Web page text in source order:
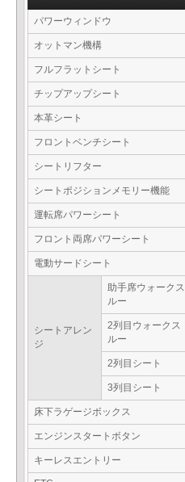
パワーウィンドウ
オットマン機構
フルフラットシート
チップアップシート
本革シート
フロントベンチシート
シートリフター
シートポジションメモリー機能
運転席パワーシート
フロント両席パワーシート
電動サードシート
シートアレン
ジ
助手席ウォークス
ルー
2列目ウォークス
ルー
2列目シート
3列目シート
床下ラゲージボックス
エンジンスタートボタン
キーレスエントリー